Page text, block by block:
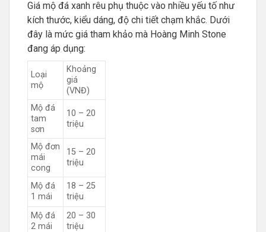
Giá mộ đá xanh rêu phụ thuộc vào nhiều yếu tố như
kích thước, kiểu dáng, độ chi tiết chạm khắc. Dưới
đây là mức giá tham khảo mà Hoàng Minh Stone
đang áp dụng:
Loại
mộ
Khoảng
giá
(VNĐ)
Mộ đá
tam
sơn
10 – 20
triệu
Mộ đơn
mái
cong
15 – 20
triệu
Mộ đá
1 mái
18 – 25
triệu
Mộ đá
2 mái
20 – 30
triệu